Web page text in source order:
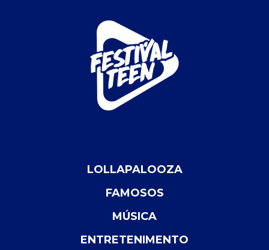
LOLLAPALOOZA
FAMOSOS
MÚSICA
ENTRETENIMENTO